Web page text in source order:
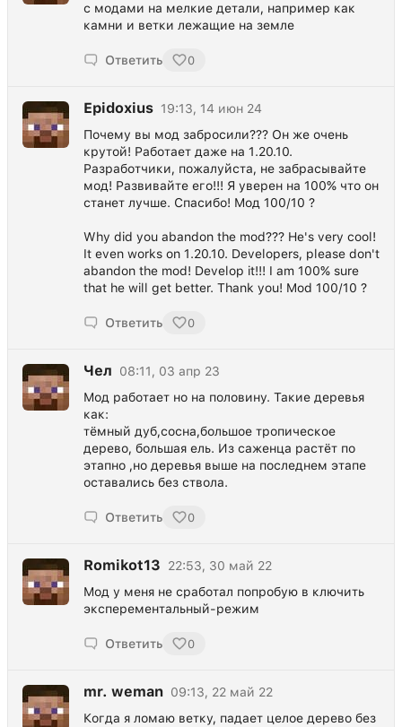
с модами на мелкие детали, например как
камни и ветки лежащие на земле
Ответить 0
Epidoxius 19:13, 14 июн 24
Почему вы мод забросили??? Он же очень
крутой! Работает даже на 1.20.10.
Разработчики, пожалуйста, не забрасывайте
мод! Развивайте его!!! Я уверен на 100% что он
станет лучше. Спасибо! Мод 100/10 ?
Why did you abandon the mod??? He's very cool!
It even works on 1.20.10. Developers, please don't
abandon the mod! Develop it!!! I am 100% sure
that he will get better. Thank you! Mod 100/10 ?
Ответить 0
Чел
08:11, 03 апр 23
Мод работает но на половину. Такие деревья
как:
тёмный дуб,сосна,большое тропическое
дерево, большая ель. Из саженца растёт по
этапно ,но деревья выше на последнем этапе
оставались без ствола.
Ответить 0
Romikot13
22:53, 30 май 22
Мод у меня не сработал попробую в ключить
эксперементальный-режим
Ответить 0
mr. weman 09:13, 22 май 22
Когда я ломаю ветку, падает целое дерево без